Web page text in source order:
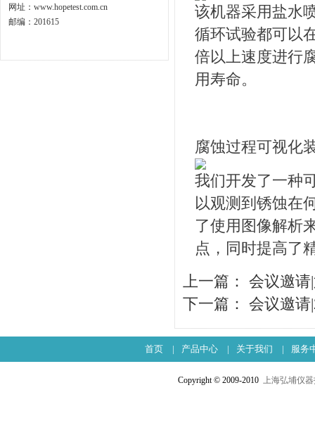
网址 ： www.hopetest.com.cn
邮编：201615
该机器采用盐水
循环试验都可以
倍以上速度进行
用寿命。
腐蚀过程可视化
我们开发了一种
以观测到锈蚀在
了使用图像解析
点，同时提高了
上一篇： 会议邀请
下一篇： 会议邀请
首页 | 产品中心 | 关于我们 | 服务
Copyright © 2009-2010 上海弘埔仪